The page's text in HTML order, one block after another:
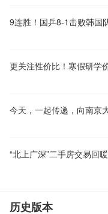
历史版本